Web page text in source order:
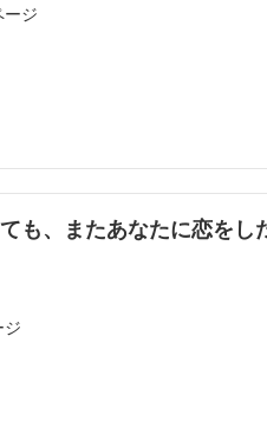
ージ
も、またあなたに恋をし
ジ